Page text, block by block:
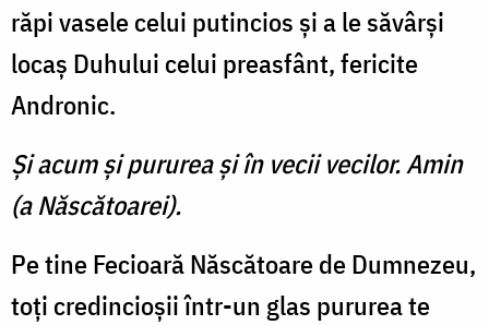
răpi vasele celui putincios şi a le săvârşi
locaş Duhului celui preasfânt, fericite
Andronic.
Şi acum şi pururea şi în vecii vecilor. Amin
(a Născătoarei).
Pe tine Fecioară Născătoare de Dumnezeu,
toţi credincioşii într-un glas pururea te